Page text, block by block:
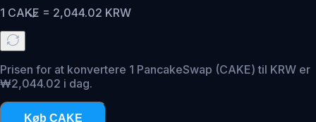
1 CAKE = 2,044.02 KRW
Prisen for at konvertere 1 PancakeSwap (CAKE) til KRW er
₩2,044.02 i dag.
Køb CAKE